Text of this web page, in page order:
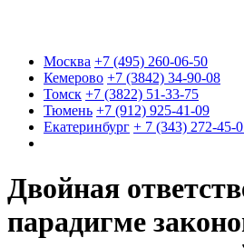
Москва +7 (495) 260-06-50
Кемерово +7 (3842) 34-90-08
Томск +7 (3822) 51-33-75
Тюмень +7 (912) 925-41-09
Екатеринбург + 7 (343) 272-45-
Двойная
парадигме